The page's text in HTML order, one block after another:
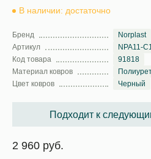
В наличии: достаточно
Бренд
Norplast
Артикул
NPA11-
Код товара
91818
Материал ковров
Цвет ковров
Черный
Подходит к
2 960 руб.